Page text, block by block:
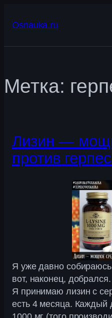
Osnauka.ru
Метка:
Лизин —
против
Я уже давно собираюсь
вот, наконец,
Я принимаю лизин с
есть 4 месяца. Каждый